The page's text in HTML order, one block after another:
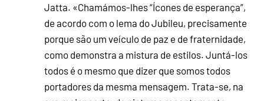
Jatta. «Chamámos-lhes “Ícones de esperança”,
de acordo com o lema do Jubileu, precisamente
porque são um veículo de paz e de fraternidade,
como demonstra a mistura de estilos. Juntá-los
todos é o mesmo que dizer que somos todos
portadores da mesma mensagem. Trata-se, na